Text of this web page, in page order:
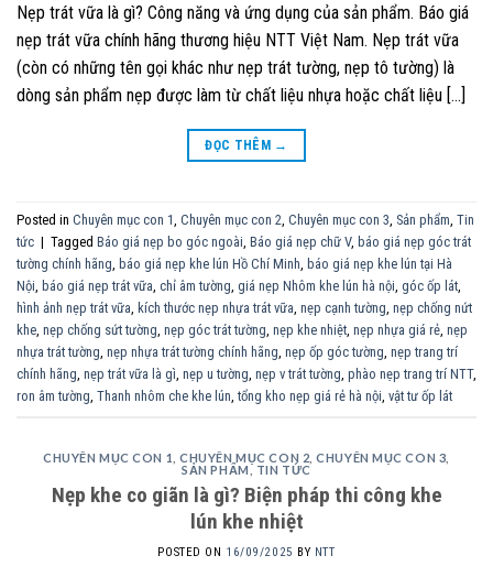
Nẹp trát vữa là gì? Công năng và ứng dụng của sản phẩm. Báo giá
nẹp trát vữa chính hãng thương hiệu NTT Việt Nam. Nẹp trát vữa
(còn có những tên gọi khác như nẹp trát tường, nẹp tô tường) là
dòng sản phẩm nẹp được làm từ chất liệu nhựa hoặc chất liệu […]
ĐỌC THÊM →
Posted in Chuyên mục con 1, Chuyên mục con 2, Chuyên mục con 3, Sản phẩm, Tin
tức | Tagged Báo giá nẹp bo góc ngoài, Báo giá nẹp chữ V, báo giá nẹp góc trát
tường chính hãng, báo giá nẹp khe lún Hồ Chí Minh, báo giá nẹp khe lún tại Hà
Nội, báo giá nẹp trát vữa, chỉ âm tường, giá nẹp Nhôm khe lún hà nội, góc ốp lát,
hình ảnh nẹp trát vữa, kích thước nẹp nhựa trát vữa, nẹp cạnh tường, nẹp chống nứt
khe, nẹp chống sứt tường, nẹp góc trát tường, nẹp khe nhiệt, nẹp nhựa giá rẻ, nẹp
nhựa trát tường, nẹp nhựa trát tường chính hãng, nẹp ốp góc tường, nẹp trang trí
chính hãng, nẹp trát vữa là gì, nẹp u tường, nẹp v trát tường, phào nẹp trang trí NTT,
ron âm tường, Thanh nhôm che khe lún,tổng kho nẹp giá rẻ hà nội, vật tư ốp lát
CHUYÊN MỤC CON 1 ,CHUYÊN MỤC CON 2 ,CHUYÊN MỤC CON 3
SẢN PHẨM , TIN TỨC
Nẹp khe co giãn là gì? Biện pháp thi công khe
lún khe nhiệt
POSTED ON 16/09/2025 BY NTT